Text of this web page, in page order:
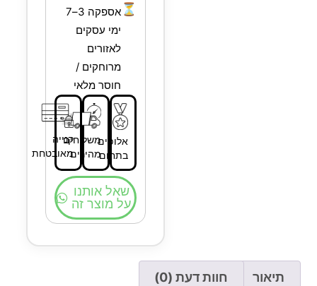
⏳
אספקה 3–7
ימי עסקים
לאזורים
מרוחקים /
חוסר מלאי
אלופים
בתחום
משלוחים
מהירים
קנייה
מאובטחת
שאל אותנו
על מוצר זה
תיאור חוות דעת (0)